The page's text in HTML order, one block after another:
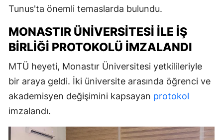
Tunus'ta önemli temaslarda bulundu.
MONASTIR ÜNIVERSITESI ILE İŞ
BIRLIĞI PROTOKOLÜ İMZALANDI
MTÜ heyeti, Monastır Üniversitesi yetkilileriyle
bir araya geldi. İki üniversite arasında öğrenci ve
akademisyen değişimini kapsayan protokol
imzalandı.